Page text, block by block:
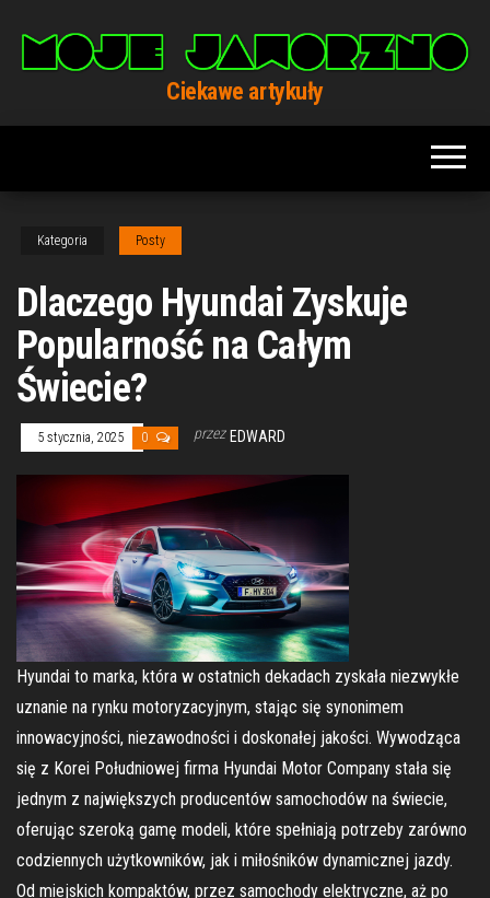
treści
Ciekawe artykuły
Kategoria Posty
Dlaczego Hyundai Zyskuje
Popularność na Całym
Świecie?
5 stycznia, 2025 0 przez EDWARD
Hyundai to marka, która w ostatnich dekadach zyskała niezwykłe
uznanie na rynku motoryzacyjnym, stając się synonimem
innowacyjności, niezawodności i doskonałej jakości. Wywodząca
się z Korei Południowej firma Hyundai Motor Company stała się
jednym z największych producentów samochodów na świecie,
oferując szeroką gamę modeli, które spełniają potrzeby zarówno
codziennych użytkowników, jak i miłośników dynamicznej jazdy.
Od miejskich kompaktów, przez samochody elektryczne, aż po